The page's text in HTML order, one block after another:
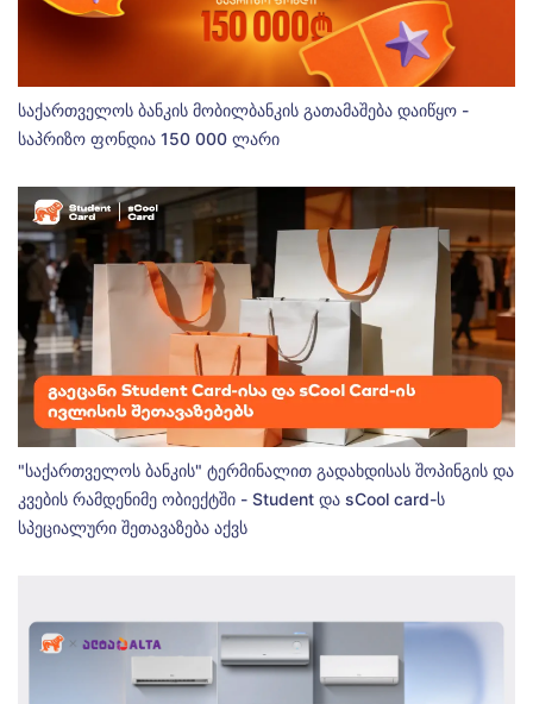
საქართველოს ბანკის მობილბანკის გათამაშება დაიწყო -
საპრიზო ფონდია 150 000 ლარი
"საქართველოს ბანკის" ტერმინალით გადახდისას შოპინგის და
კვების რამდენიმე ობიექტში - Student და sCool card-ს
სპეციალური შეთავაზება აქვს